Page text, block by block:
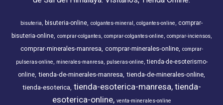
bisuteria bisuteria-online colgantes-mineral colgantes-online
comprar-
bisuteria-online comprar-colgantes comprar-colgantes-online comprar-inciensos
comprar-minerales-manresa comprar-minerales-online comprar-
pulseras-online
minerales-manresa pulseras-online tienda-de-esoterismo-
online tienda-de-minerales-manresa tienda-de-minerales-online
tienda-esoterica tienda-esoterica-manresa tienda-
esoterica-online venta-minerales-online